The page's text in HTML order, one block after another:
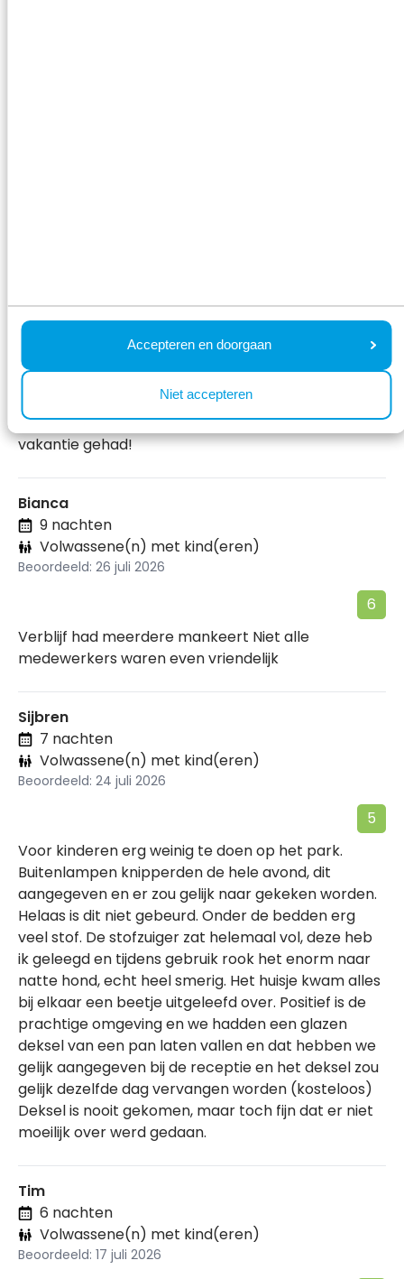
Accepteren en doorgaan
Niet accepteren
7 nachten
Beoordeeld: 2 augustus 2026
Mooi rustig park, fijne medewerkers, kortom prima
vakantie gehad!
Bianca
9 nachten
Volwassene(n) met kind(eren)
Beoordeeld: 26 juli 2026
6
Verblijf had meerdere mankeert Niet alle
medewerkers waren even vriendelijk
Sijbren
7 nachten
Volwassene(n) met kind(eren)
Beoordeeld: 24 juli 2026
5
Voor kinderen erg weinig te doen op het park.
Buitenlampen knipperden de hele avond, dit
aangegeven en er zou gelijk naar gekeken worden.
Helaas is dit niet gebeurd. Onder de bedden erg
veel stof. De stofzuiger zat helemaal vol, deze heb
ik geleegd en tijdens gebruik rook het enorm naar
natte hond, echt heel smerig. Het huisje kwam alles
bij elkaar een beetje uitgeleefd over. Positief is de
prachtige omgeving en we hadden een glazen
deksel van een pan laten vallen en dat hebben we
gelijk aangegeven bij de receptie en het deksel zou
gelijk dezelfde dag vervangen worden (kosteloos)
Deksel is nooit gekomen, maar toch fijn dat er niet
moeilijk over werd gedaan.
Tim
6 nachten
Volwassene(n) met kind(eren)
Beoordeeld: 17 juli 2026